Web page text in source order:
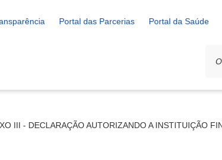
Portal das Parcerias Portal da Saúde
VidaIII - DECLARAÇÃO AUTORIZANDO A INSTITUIÇÃO